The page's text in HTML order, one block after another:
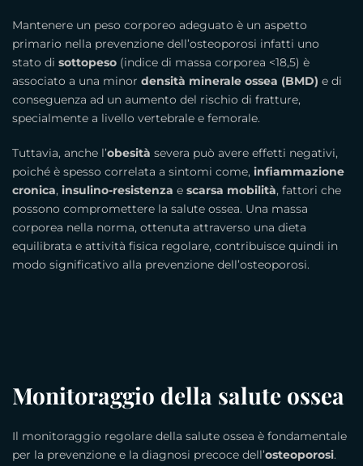
Mantenere un peso corporeo adeguato è un aspetto
primario nella prevenzione dell’osteoporosi infatti uno
stato di sottopeso (indice di massa corporea <18,5) è
associato a una minor densità minerale ossea (BMD) e di
conseguenza ad un aumento del rischio di fratture,
specialmente a livello vertebrale e femorale.
Tuttavia, anche l’obesità severa può avere effetti negativi,
poiché è spesso correlata a sintomi come, infiammazione
cronica, insulino-resistenza e scarsa mobilità, fattori che
possono compromettere la salute ossea. Una massa
corporea nella norma, ottenuta attraverso una dieta
equilibrata e attività fisica regolare, contribuisce quindi in
modo significativo alla prevenzione dell’osteoporosi.
Monitoraggio della salute ossea
Il monitoraggio regolare della salute ossea è fondamentale
per la prevenzione e la diagnosi precoce dell’osteoporosi.